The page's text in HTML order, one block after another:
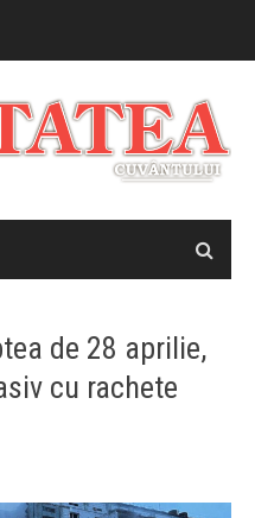
de 28 aprilie,
cu rachete